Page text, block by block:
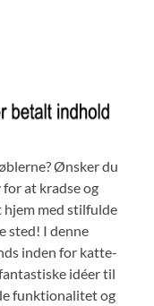
Ønsker du
at kradse og
hjem med stilfulde
sted! I denne
inden for katte-
idéer til
funktionalitet og